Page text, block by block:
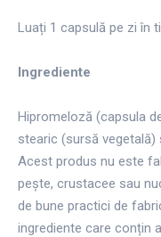
Luați 1 capsulă pe zi în
Ingrediente
Hipromeloză (capsula
stearic (sursă vegetală)
Acest produs nu este
pește, crustacee sau
de bune practici de
ingrediente care conțin